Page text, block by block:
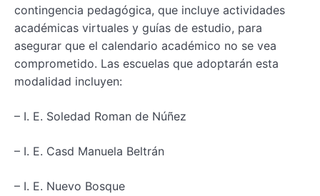
contingencia pedagógica, que incluye actividades
académicas virtuales y guías de estudio, para
asegurar que el calendario académico no se vea
comprometido. Las escuelas que adoptarán esta
modalidad incluyen:
– I. E. Soledad Roman de Núñez
– I. E. Casd Manuela Beltrán
– I. E. Nuevo Bosque